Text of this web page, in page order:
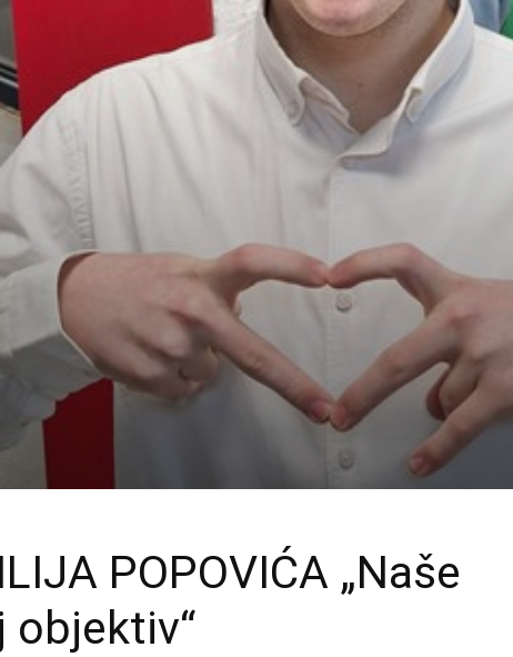
POPOVIĆA „Naše
objektiv“